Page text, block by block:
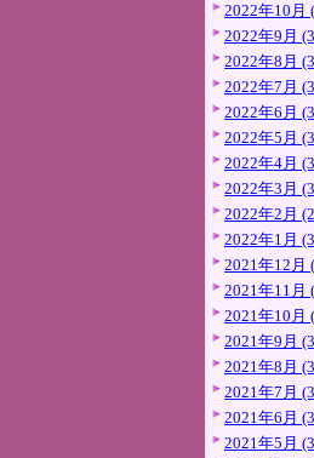
2022年10月
2022年9月
2022年8月
2022年7月
2022年6月
2022年5月
2022年4月
2022年3月
2022年2月
2022年1月
2021年12月
2021年11月
2021年10月
2021年9月
2021年8月
2021年7月
2021年6月
2021年5月